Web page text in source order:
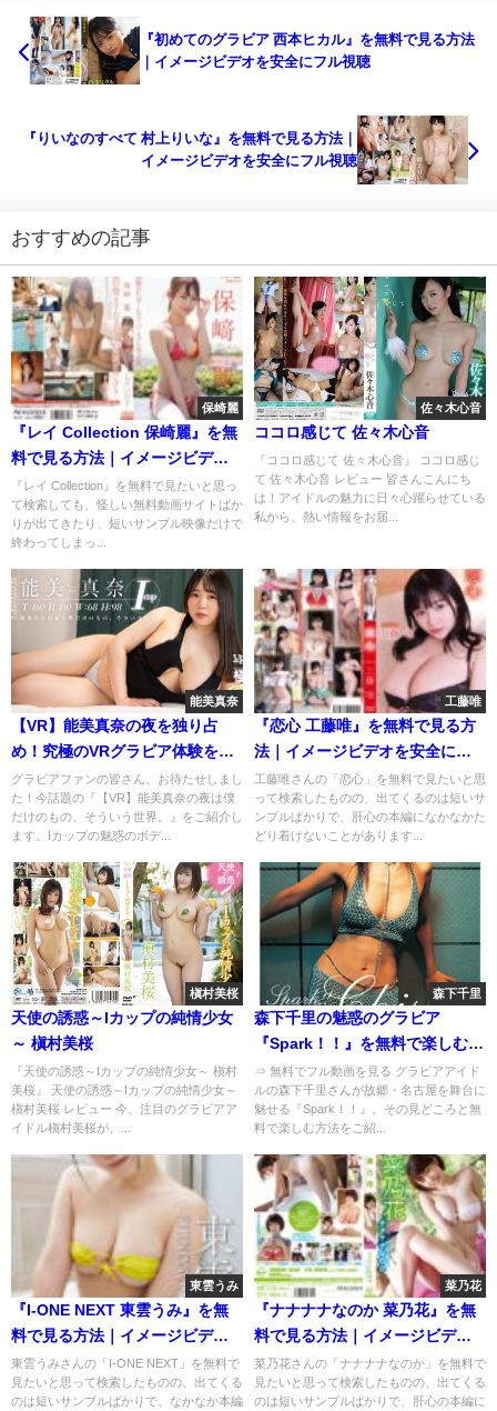
『初めてのグラビア 西本ヒカル』を無料で見る方法
｜イメージビデオを安全にフル視聴
『りいなのすべて 村上りいな』を無料で見る方法｜
イメージビデオを安全にフル視聴
おすすめの記事
保崎麗
『レイ Collection 保崎麗』を無
料で見る方法｜イメージビデオ
を安全にフル視聴
『レイ Collection』を無料で見たいと思っ
て検索しても、怪しい無料動画サイトばか
りが出てきたり、短いサンプル映像だけで
終わってしまっ...
佐々木心音
ココロ感じて 佐々木心音
『ココロ感じて 佐々木心音』 ココロ感じ
て 佐々木心音 レビュー 皆さんこんにち
は！アイドルの魅力に日々心躍らせている
私から、熱い情報をお届...
能美真奈
【VR】能美真奈の夜を独り占
め！究極のVRグラビア体験を無
料で楽しむ方法
グラビアファンの皆さん、お待たせしまし
た！今話題の『【VR】能美真奈の夜は僕
だけのもの、そういう世界。』をご紹介し
ます。Iカップの魅惑のボデ...
工藤唯
『恋心 工藤唯』を無料で見る方
法｜イメージビデオを安全にフ
ル視聴
工藤唯さんの「恋心」を無料で見たいと思
って検索したものの、出てくるのは短いサ
ンプルばかりで、肝心の本編になかなかた
どり着けないことがあります...
槇村美桜
天使の誘惑～Iカップの純情少女
～ 槇村美桜
『天使の誘惑～Iカップの純情少女～ 槇村
美桜』 天使の誘惑～Iカップの純情少女～
槇村美桜 レビュー 今、注目のグラビアア
イドル槇村美桜が、...
森下千里
森下千里の魅惑のグラビア
『Spark！！』を無料で楽しむ方
法と見どころ総まとめ
⇒ 無料でフル動画を見る グラビアアイド
ルの森下千里さんが故郷・名古屋を舞台に
魅せる『Spark！！』。その見どころと無
料で楽しむ方法をご紹...
東雲うみ
『I-ONE NEXT 東雲うみ』を無
料で見る方法｜イメージビデオ
を安全にフル視聴
東雲うみさんの「I-ONE NEXT」を無料で
見たいと思って検索したものの、出てくる
のは短いサンプルばかりで、なかなか本編
菜乃花
『ナナナナなのか 菜乃花』を無
料で見る方法｜イメージビデオ
を安全にフル視聴
菜乃花さんの「ナナナナなのか」を無料で
見たいと思って検索したものの、出てくる
のは短いサンプルばかりで、肝心の本編に